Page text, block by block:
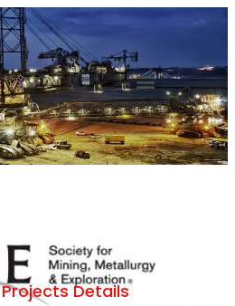
Projects Details